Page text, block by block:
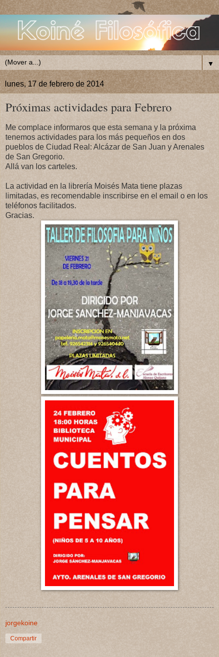
▼
lunes, 17 de febrero de 2014
Próximas actividades para Febrero
Me complace informaros que esta semana y la próxima
tenemos actividades para los más pequeños en dos
pueblos de Ciudad Real: Alcázar de San Juan y Arenales
de San Gregorio.
Allá van los carteles.
La actividad en la librería Moisés Mata tiene plazas
limitadas, es recomendable inscribirse en el email o en los
teléfonos facilitados.
Gracias.
jorgekoine
Compartir